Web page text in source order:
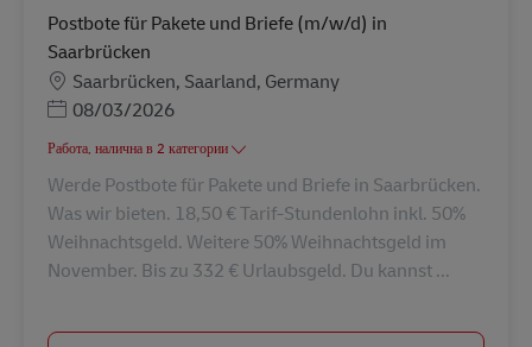
Postbote für Pakete und Briefe (m/w/d) in
Saarbrücken
Местоположение
Saarbrücken, Saarland, Germany
Posted Date
08/03/2026
Работа, налична в 2 категории
Werde Postbote für Pakete und Briefe in Saarbrücken.
Was wir bieten. 18,50 € Tarif-Stundenlohn inkl. 50%
Weihnachtsgeld. Weitere 50% Weihnachtsgeld im
November. Bis zu 332 € Urlaubsgeld. Du kannst ...